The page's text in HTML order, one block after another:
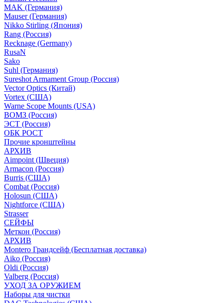
MAK (Германия)
Mauser (Германия)
Nikko Stirling (Япония)
Rang (Россия)
Recknage (Germany)
RusaN
Sako
Suhl (Германия)
Sureshot Armament Group (Россия)
Vector Optics (Китай)
Vortex (США)
Warne Scope Mounts (USA)
ВОМЗ (Россия)
ЭСТ (Россия)
ОБК РОСТ
Прочие кронштейны
АРХИВ
Aimpoint (Швеция)
Armacon (Россия)
Burris (США)
Combat (Россия)
Holosun (США)
Nightforce (США)
Strasser
СЕЙФЫ
Меткон (Россия)
АРХИВ
Montero Грандсейф (Бесплатная доставка)
Aiko (Россия)
Oldi (Россия)
Valberg (Россия)
УХОД ЗА ОРУЖИЕМ
Наборы для чистки